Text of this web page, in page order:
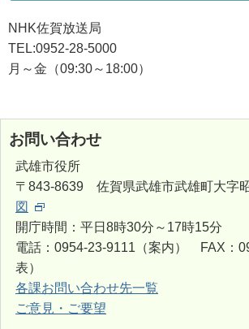
NHK佐賀放送局
TEL:0952-28-5000
月～金（09:30～18:00）
お問い合わせ
武雄市役所
〒843-8639 佐賀県武雄市武雄町大字
図
開庁時間：平日8時30分～17時15分
電話：0954-23-9111（案内） FAX：
表）
各課お問い合わせ先一覧
ご意見・ご要望